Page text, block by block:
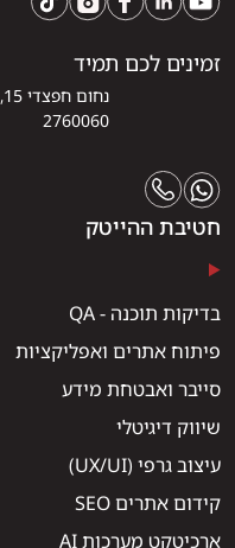
זמינים לכם תמיד
2760060
חטיבת ההייטק
בדיקות תוכנה - QA
פיתוח אתרים ואפליקציות
סייבר ואבטחת מידע
שיווק דיגיטלי
עיצוב גרפי (UX/UI)
קידום אתרים SEO
ארכיטקט מערכות AI